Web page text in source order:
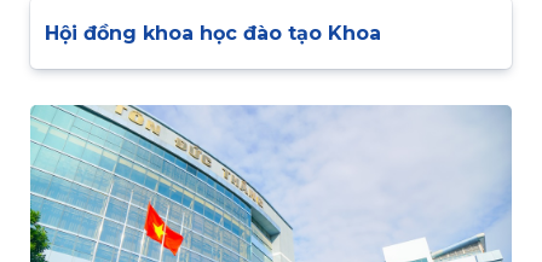
Hội đồng khoa học đào tạo Khoa